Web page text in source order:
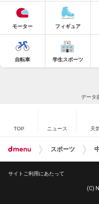
モーター フィギュア
自転車 学生スポーツ
データ
TOP ニュース 天
スポーツ
サイトご利用にあたって
(C)